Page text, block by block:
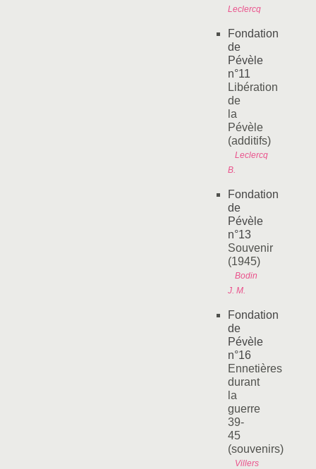
Leclercq
Fondation
de
Pévèle
n°11
Libération
de
la
Pévèle
(additifs)
Leclercq
B.
Fondation
de
Pévèle
n°13
Souvenir
(1945)
Bodin
J. M.
Fondation
de
Pévèle
n°16
Ennetières
durant
la
guerre
39-
45
(souvenirs)
Villers